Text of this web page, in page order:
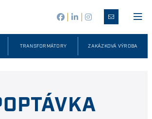
TRANSFORMÁTORY ZAKÁZKOVÁ VÝROBA